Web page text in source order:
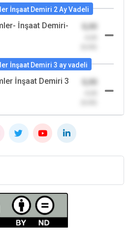
İnşaat Demiri 2 Ay Vadeli
İnşaat Demiri-
İnşaat Demiri 3 ay vadeli
İnşaat Demiri 3